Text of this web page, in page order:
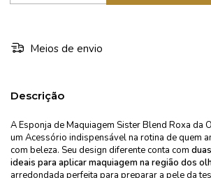
Meios de envio
Descrição
A Esponja de Maquiagem Sister Blend Roxa da
um Acessório indispensável na rotina de quem
com beleza. Seu design diferente conta com
ideais para aplicar maquiagem na região dos
arredondada perfeita para preparar a pele da